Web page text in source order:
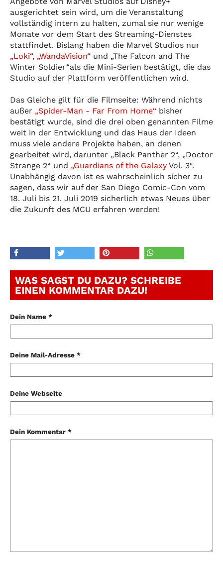
ausgerichtet sein wird, um die Veranstaltung
vollständig intern zu halten, zumal sie nur wenige
Monate vor dem Start des Streaming-Dienstes
stattfindet. Bislang haben die Marvel Studios nur
„Loki“, „WandaVision“ und „The Falcon and The
Winter Soldier“als die Mini-Serien bestätigt, die das
Studio auf der Plattform veröffentlichen wird.
Das Gleiche gilt für die Filmseite: Während nichts
außer „Spider-Man - Far From Home“ bisher
bestätigt wurde, sind die drei oben genannten Filme
weit in der Entwicklung und das Haus der Ideen
muss viele andere Projekte haben, an denen
gearbeitet wird, darunter „Black Panther 2“, „Doctor
Strange 2“ und „Guardians of the Galaxy Vol. 3″.
Unabhängig davon ist es wahrscheinlich sicher zu
sagen, dass wir auf der San Diego Comic-Con vom
18. Juli bis 21. Juli 2019 sicherlich etwas Neues über
die Zukunft des MCU erfahren werden!
WAS SAGST DU DAZU? SCHREIBE
EINEN KOMMENTAR DAZU!
Dein Name *
Deine Mail-Adresse *
Deine Webseite
Dein Kommentar *